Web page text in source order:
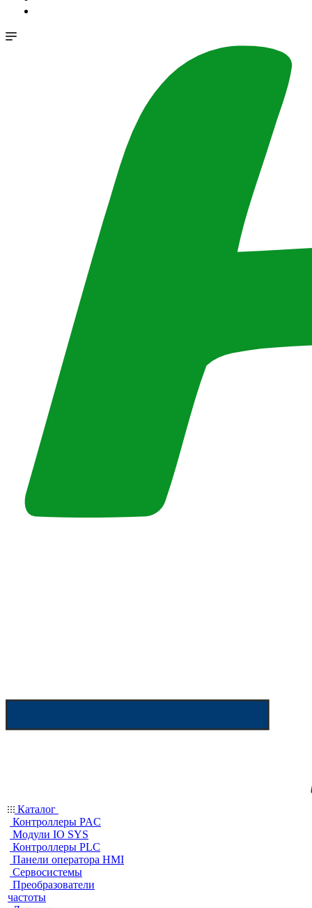
Каталог
Контроллеры PAC
Модули IO SYS
Контроллеры PLC
Панели оператора HMI
Сервосистемы
Преобразователи
частоты